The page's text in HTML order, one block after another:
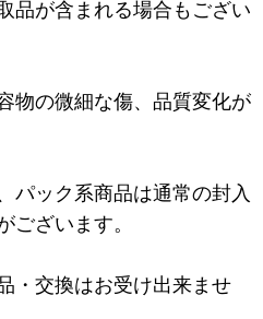
品が含まれる場合もござい
物の微細な傷、品質変化が
パック系商品は通常の封入
ございます。
・交換はお受け出来ませ